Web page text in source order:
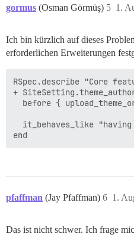
gormus (Osman Görmüş) 1.
5
Ich bin kürzlich auf dieses
erforderlichen Erweiterungen
RSpec.describe "Core
+
before {
it_behaves_like
pfaffman (Jay Pfaffman) 1.
6
Das ist nicht schwer. Ich frage